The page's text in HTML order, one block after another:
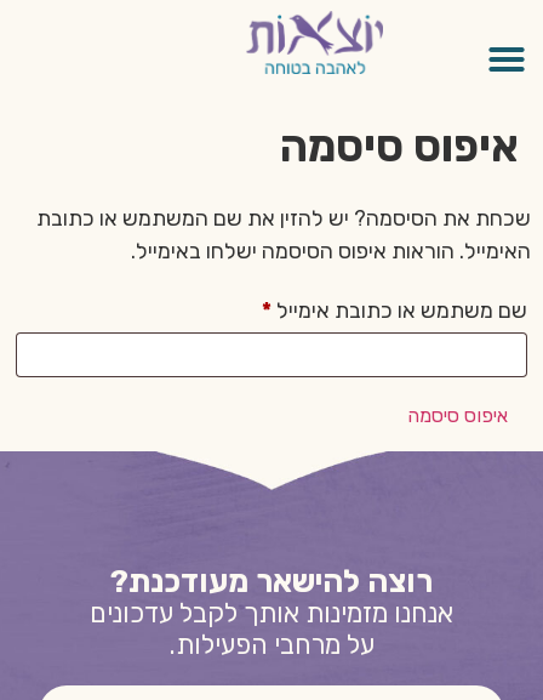
איפוס סיסמה
שכחת את הסיסמה? יש להזין את שם המשתמש או כתובת
האימייל. הוראות איפוס הסיסמה ישלחו באימייל.
שם משתמש או כתובת אימייל *
איפוס סיסמה
רוצה להישאר מעודכנת?
אנחנו מזמינות אותך לקבל עדכונים
על מרחבי הפעילות.